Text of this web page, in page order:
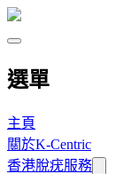
選單
主頁
關於K-Centric
香港脫疣服務